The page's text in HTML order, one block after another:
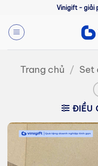
nội
dung
Vinigift - giải
Trang chủ / Set
ĐIỀU